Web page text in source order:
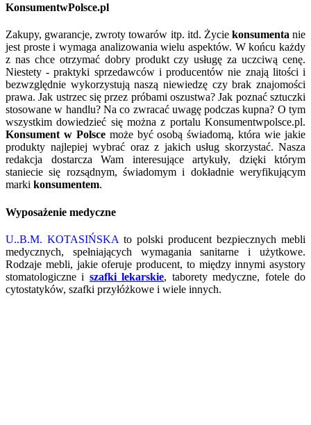
KonsumentwPolsce.pl
Zakupy, gwarancje, zwroty towarów itp. itd. Życie konsumentanie
jest proste i wymaga analizowania wielu aspektów. W końcu każdy
z nas chce otrzymać dobry produkt czy usługę za uczciwą cenę.
Niestety - praktyki sprzedawców i producentów nie znają litości i
bezwzględnie wykorzystują naszą niewiedzę czy brak znajomości
prawa. Jak ustrzec się przez próbami oszustwa? Jak poznać sztuczki
stosowane w handlu? Na co zwracać uwagę podczas kupna? O tym
wszystkim dowiedzieć się można z portalu Konsumentwpolsce.pl.
Konsument w Polscemoże być osobą świadomą, która wie jakie
produkty najlepiej wybrać oraz z jakich usług skorzystać. Nasza
redakcja dostarcza Wam interesujące artykuły, dzięki którym
staniecie się rozsądnym, świadomym i dokładnie weryfikującym
marki konsumentem.
Wyposażenie medyczne
U..B.M. KOTASIŃSKA to polski producent bezpiecznych mebli
medycznych, spełniających wymagania sanitarne i użytkowe.
Rodzaje mebli, jakie oferuje producent, to między innymi asystory
stomatologiczne i szafki lekarskie, taborety medyczne, fotele do
cytostatyków, szafki przyłóżkowe i wiele innych.